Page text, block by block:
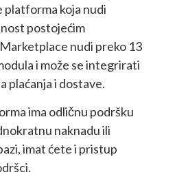
koja nudi
postojećim
nudi preko 13
i može se integrirati
plaćanja i dostave.
ima odličnu podršku
naknadu ili
imat ćete i pristup